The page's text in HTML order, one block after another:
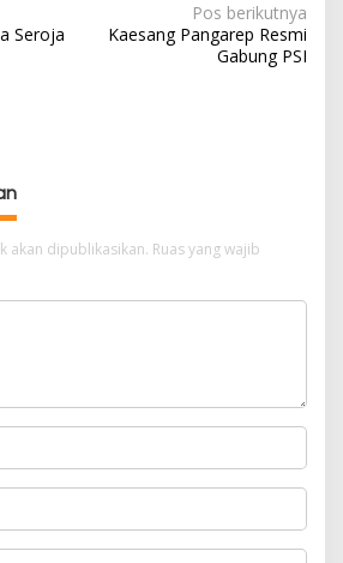
Seroja
Pos berikutnya
Kaesang Pangarep Resmi
Gabung PSI
akan dipublikasikan. Ruas yang wajib